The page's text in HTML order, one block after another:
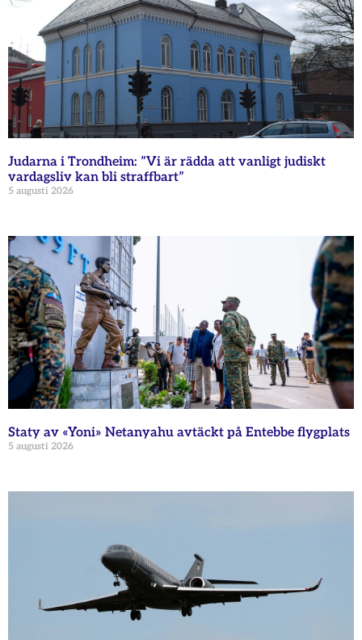
Judarna i Trondheim: ”Vi är rädda att vanligt judiskt
vardagsliv kan bli straffbart”
5 augusti 2026
Staty av «Yoni» Netanyahu avtäckt på Entebbe flygplats
5 augusti 2026